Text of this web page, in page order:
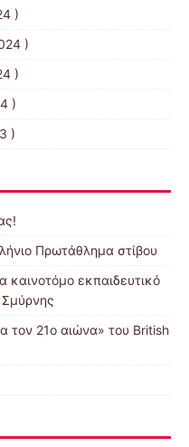
)
)
)
)
)
Πρωτάθλημα στίβου
καινοτόμο εκπαιδευτικό
τον 21ο αιώνα» του British